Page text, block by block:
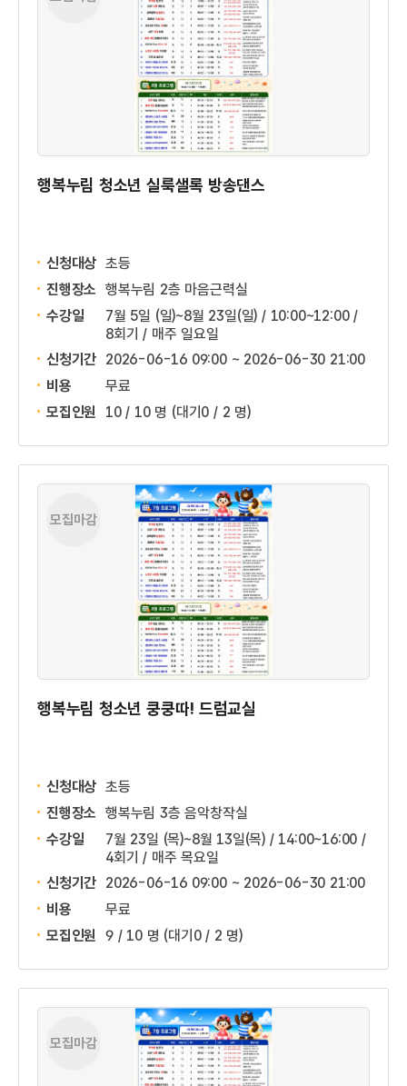
행복누림 청소년 실룩샐록 방송댄스
신청대상 초등
진행장소 행복누림 2층 마음근력실
수강일
7월 5일 (일)~8월 23일(일) / 10:00~12:00 /
8회기 / 매주 일요일
신청기간 2026-06-16 09:00 ~ 2026-06-30 21:00
비용
무료
모집인원
10 / 10 명 (대기0 / 2 명)
모집마감
행복누림 청소년 쿵쿵따! 드럼교실
신청대상 초등
진행장소 행복누림 3층 음악창작실
수강일
7월 23일 (목)~8월 13일(목) / 14:00~16:00 /
4회기 / 매주 목요일
신청기간 2026-06-16 09:00 ~ 2026-06-30 21:00
비용
무료
모집인원
9 / 10 명 (대기0 / 2 명)
모집마감